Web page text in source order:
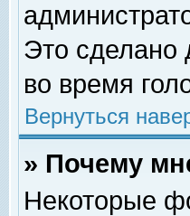
Это сделано
во время
Вернуться
» Почему
Некоторые